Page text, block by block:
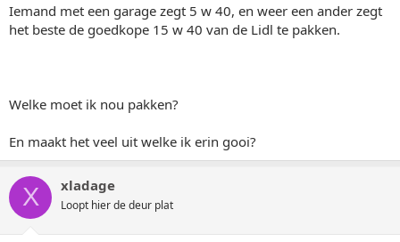
Iemand met een garage zegt 5 w 40, en weer een ander zegt
het beste de goedkope 15 w 40 van de Lidl te pakken.
Welke moet ik nou pakken?
En maakt het veel uit welke ik erin gooi?
X xladage
Loopt hier de deur plat